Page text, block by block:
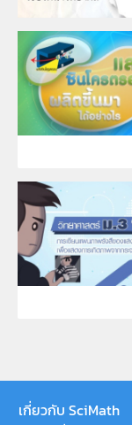
เกี่ยวกับ SciMath